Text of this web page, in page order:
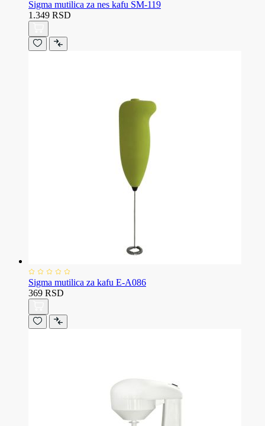
Sigma mutilica za nes kafu SM-119
1.349 RSD
Sigma mutilica za kafu E-A086
369 RSD